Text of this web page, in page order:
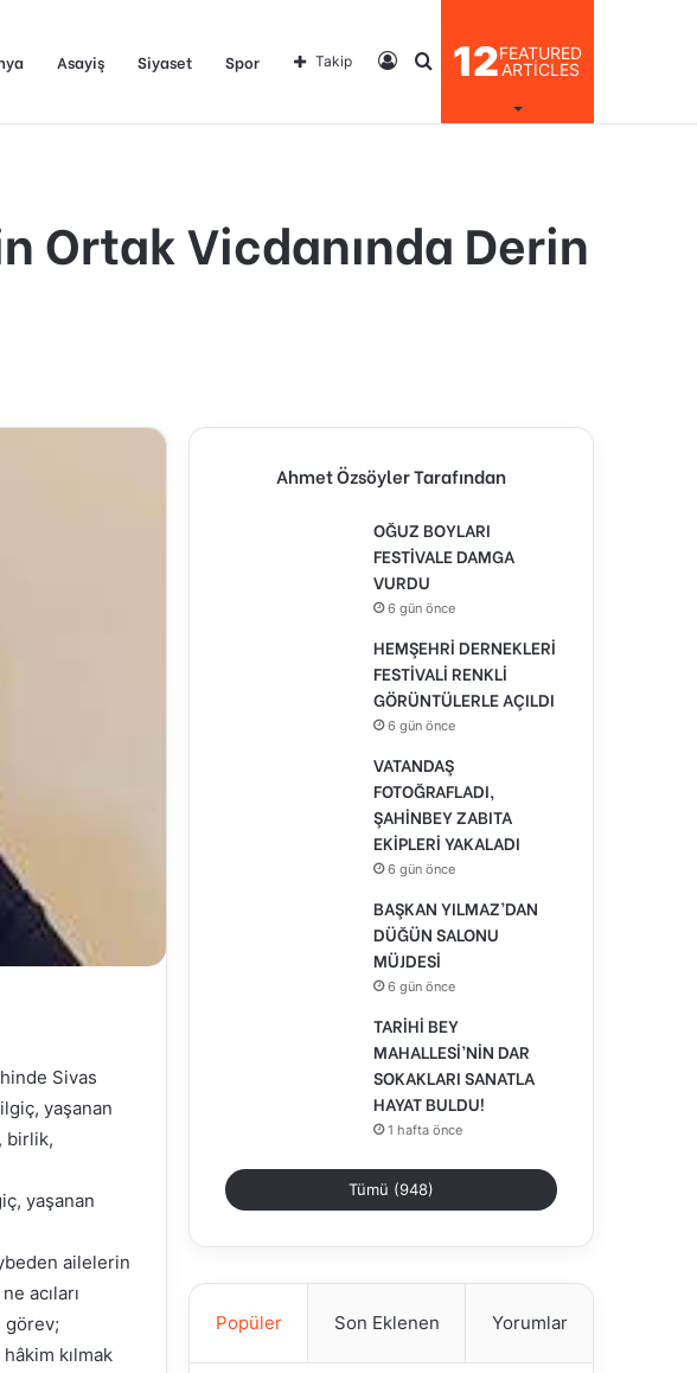
Asayiş Siyaset Spor 12FEATURED
ARTICLES
Arama
Kayıt
Takip
Ortak Vicdanında Derin
Sivas
yaşanan
birlik,
yaşanan
ailelerin
acıları
görev;
kılmak
Ahmet Özsöyler Tarafından
OĞUZ BOYLARI
FESTİVALE DAMGA
VURDU
6 gün önce
HEMŞEHRİ DERNEKLERİ
FESTİVALİ RENKLİ
GÖRÜNTÜLERLE AÇILDI
6 gün önce
VATANDAŞ
FOTOĞRAFLADI,
ŞAHİNBEY ZABITA
EKİPLERİ YAKALADI
6 gün önce
BAŞKAN YILMAZ’DAN
DÜĞÜN SALONU
MÜJDESİ
6 gün önce
TARİHİ BEY
MAHALLESİ’NİN DAR
SOKAKLARI SANATLA
HAYAT BULDU!
1 hafta önce
Tümü (948)
Popüler Son Eklenen Yorumlar